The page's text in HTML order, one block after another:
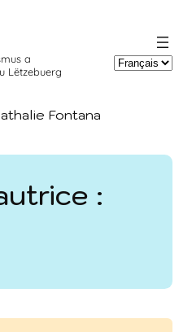
a
Lëtzebuerg
Choisir
Fontana
: